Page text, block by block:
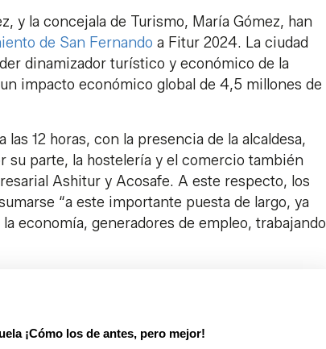
y la concejala de Turismo, María Gómez, han
de San Fernando a Fitur 2024. La ciudad
dinamizador turístico y económico de la
impacto económico global de 4,5 millones de
12 horas, con la presencia de la alcaldesa,
su parte, la hostelería y el comercio también
Ashitur y Acosafe. A este respecto, los
“a este importante puesta de largo, ya
economía, generadores de empleo, trabajando
¡Cómo los de antes, pero mejor!